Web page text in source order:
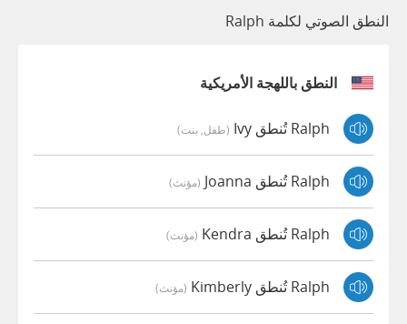
النطق الصوتي لكلمة Ralph
النطق باللهجة الأمريكية
Ralph تُنطق Ivy (طفل, بنت)
Ralph تُنطق Joanna (مؤنث)
Ralph تُنطق Kendra (مؤنث)
Ralph تُنطق Kimberly (مؤنث)